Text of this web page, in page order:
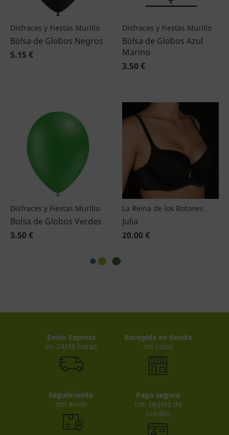
Disfraces y Fiestas Murillo
Bolsa de Globos Negros
5.15 €
Disfraces y Fiestas Murillo
Bolsa de Globos Azul
Marino
3.50 €
Disfraces y Fiestas Murillo
Bolsa de Globos Verdes
3.50 €
La Reina de los Botones
Julia
20.00 €
Envio Express
en 24/48 horas
Recogida en tienda
sin colas
Seguimiento
del envío
Pago seguro
con tarjeta de
crédito